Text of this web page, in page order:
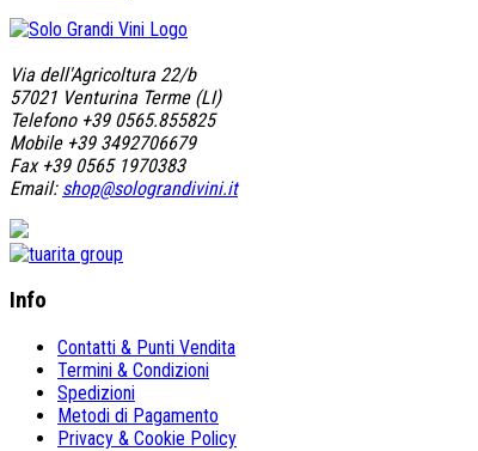
Via dell'Agricoltura 22/b
57021 Venturina Terme (LI)
Telefono +39 0565.855825
Mobile +39 3492706679
Fax +39 0565 1970383
Email: shop@solograndivini.it
Info
Contatti & Punti Vendita
Termini & Condizioni
Spedizioni
Metodi di Pagamento
Privacy & Cookie Policy